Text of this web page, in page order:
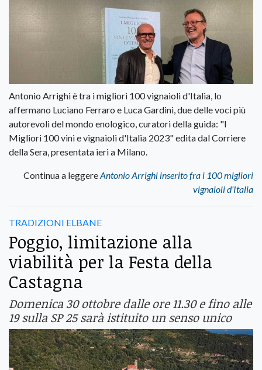
Antonio Arrighi è tra i migliori 100 vignaioli d'Italia, lo
affermano Luciano Ferraro e Luca Gardini, due delle voci più
autorevoli del mondo enologico, curatori della guida: "I
Migliori 100 vini e vignaioli d'Italia 2023" edita dal Corriere
della Sera, presentata ieri a Milano.
Continua a leggereAntonio Arrighi inserito fra i 100 migliori
vignaioli d’Italia
TRADIZIONI ELBANE
Poggio, limitazione alla
viabilità per la Festa della
Castagna
Domenica 30 ottobre dalle ore 11.30 e fino alle
19 sulla SP 25 sarà istituito un senso unico